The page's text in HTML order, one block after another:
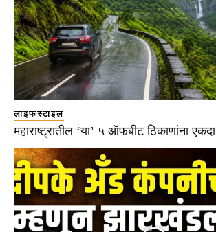
लाइफस्टाइल
महाराष्ट्रातील ‘या’ ५ ऑफबीट ठिकाणांना